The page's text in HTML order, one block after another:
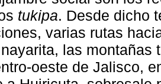
tukipa. Desde dicho
varias rutas
las montañas
oeste de Jalisco,